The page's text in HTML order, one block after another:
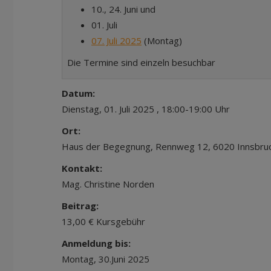
10., 24. Juni und
01. Juli
07. Juli 2025 (Montag)
Die Termine sind einzeln besuchbar
Datum:
Dienstag, 01. Juli 2025 , 18:00-19:00 Uhr
Ort:
Haus der Begegnung, Rennweg 12, 6020
Kontakt:
Mag. Christine Norden
Beitrag:
13,00 € Kursgebühr
Anmeldung bis:
Montag, 30.Juni 2025